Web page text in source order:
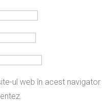
ul web în acest navigator